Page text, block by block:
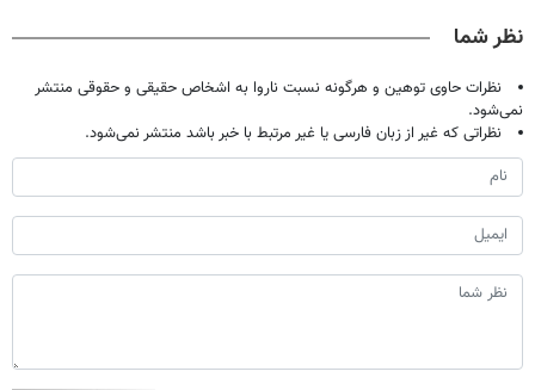
نظر شما
نظرات حاوی توهین و هرگونه نسبت ناروا به اشخاص حقیقی و حقوقی منتشر
نمی‌شود.
نظراتی که غیر از زبان فارسی یا غیر مرتبط با خبر باشد منتشر نمی‌شود.